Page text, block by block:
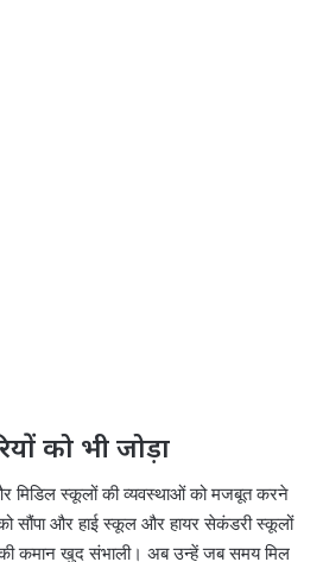
को भी जोड़ा
मिडिल स्कूलों की व्यवस्थाओं को मजबूत करने
को सौंपा और हाई स्कूल और हायर सेकंडरी स्कूलों
की कमान खुद संभाली। अब उन्हें जब समय मिल